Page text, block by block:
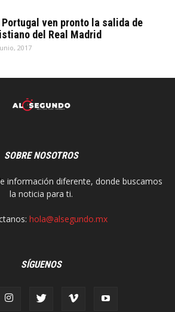
Portugal ven pronto la salida de
del Real Madrid
2017
SOBRE NOSOTROS
información diferente, donde buscamos
la noticia para ti.
hola@alsegundo.mx
SÍGUENOS